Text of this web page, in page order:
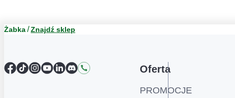
Żabka Znajdź sklep
Facebook
TikTokInstagram
YouTube
LinkedIn
DiscordKontakt Oferta
PROMOCJE